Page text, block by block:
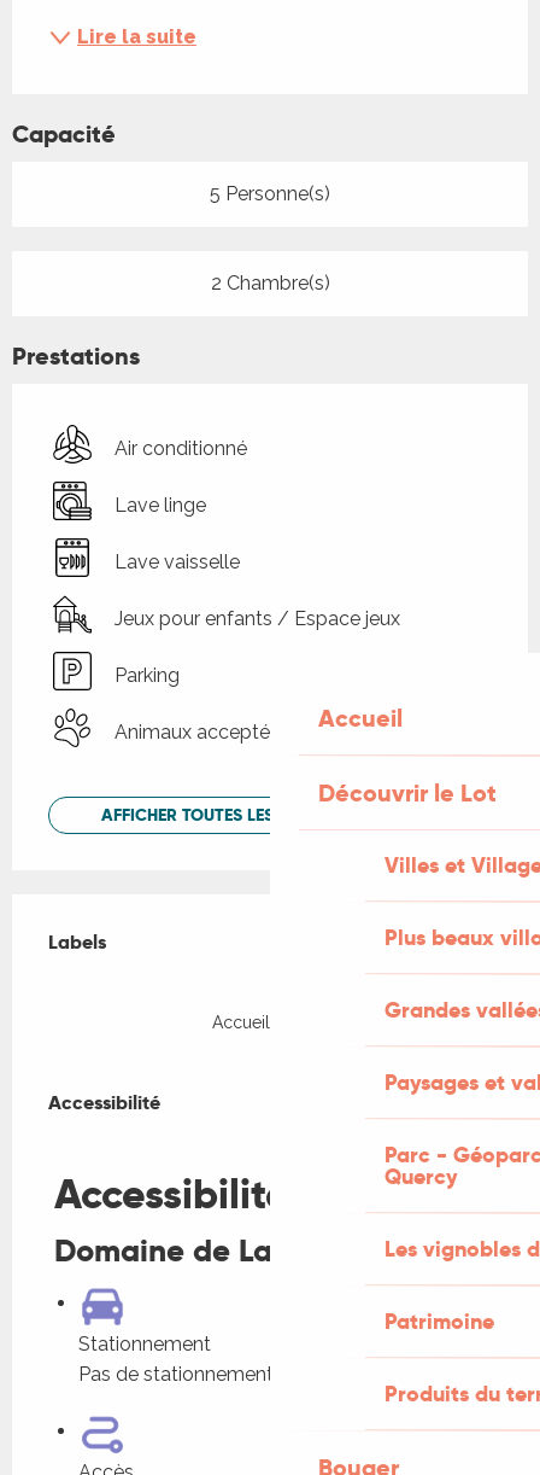
Accueil
Découvrir le Lot
Villes et
Plus beaux
Grandes
Paysages et
Parc -
Quercy
Les vignobles
Patrimoine
Produits du
Bouger
Lire la suite
Capacité
5 Personne(s)
2 Chambre(s)
Prestations
Air conditionné
Lave linge
Lave vaisselle
Jeux pour enfants / Espace jeux
Parking
Animaux acceptés
AFFICHER TOUTES LES PRESTATIONS
Labels
Labels
Accueil Paysan
Accessibilité
Fermer
Accessibilité
Domaine de La Calprade
Stationnement
Pas de stationnement adapté à proximité